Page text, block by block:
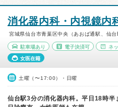
消化器内科・内視鏡内
宮城県仙台市青葉区中央（あおば通駅、仙台
駐車場あり 電子決済可 ネ
女医在籍
土曜（〜17:00）・日曜
仙台駅3分の消化器内科。平日18時